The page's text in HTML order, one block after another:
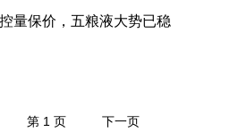
量保价，五粮液大势已稳
第 1 页 下一页